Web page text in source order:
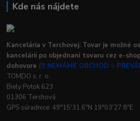
Kde nás nájdete
Kancelária v Terchovej: Tovar je možné
kancelárii po objednaní tovaru cez e-
dohovore (!!! NEMÁME OBCHOD =
TOMDO s. r. o.
Biely Potok 623
01306 Terchová
GPS súradnice: 49°15'31.6"N 19°03'27.8"E